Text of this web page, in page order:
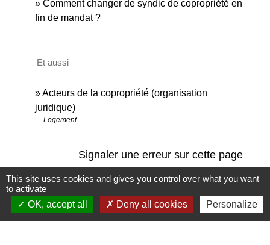
Comment changer de syndic de copropriété en
fin de mandat ?
Et aussi
Acteurs de la copropriété (organisation
juridique)
Logement
Signaler une erreur sur cette page
This site uses cookies and gives you control over what you want
to activate
OK, accept all
Deny all cookies Personalize